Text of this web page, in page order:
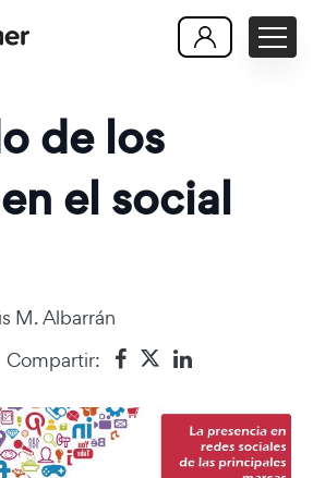
de los
el social
M. Albarrán
Compartir: